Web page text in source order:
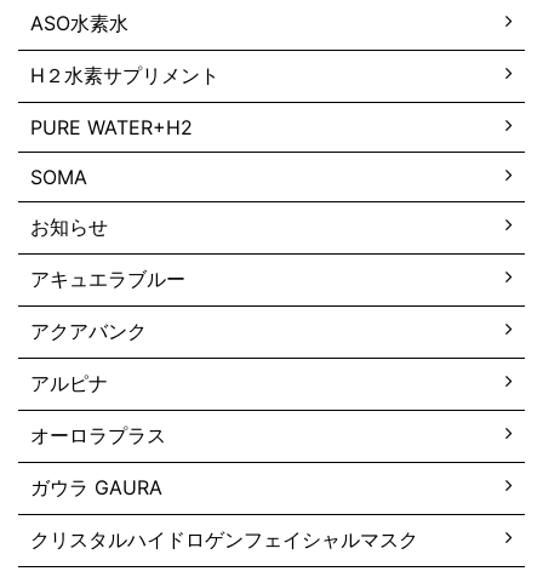
ASO水素水
H２水素サプリメント
PURE WATER+H2
SOMA
お知らせ
アキュエラブルー
アクアバンク
アルピナ
オーロラプラス
ガウラ GAURA
クリスタルハイドロゲンフェイシャルマスク